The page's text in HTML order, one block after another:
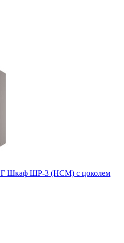
Шкаф ШР-3 (НСМ) с цоколем